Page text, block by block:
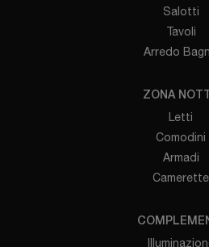
Salotti
Tavoli
Arredo
ZONA
Letti
Comodini
Armadi
Camerette